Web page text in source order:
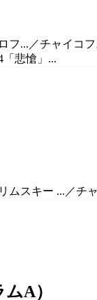
...／チャイコ
悲愴」...
スキー ...／チ
A）